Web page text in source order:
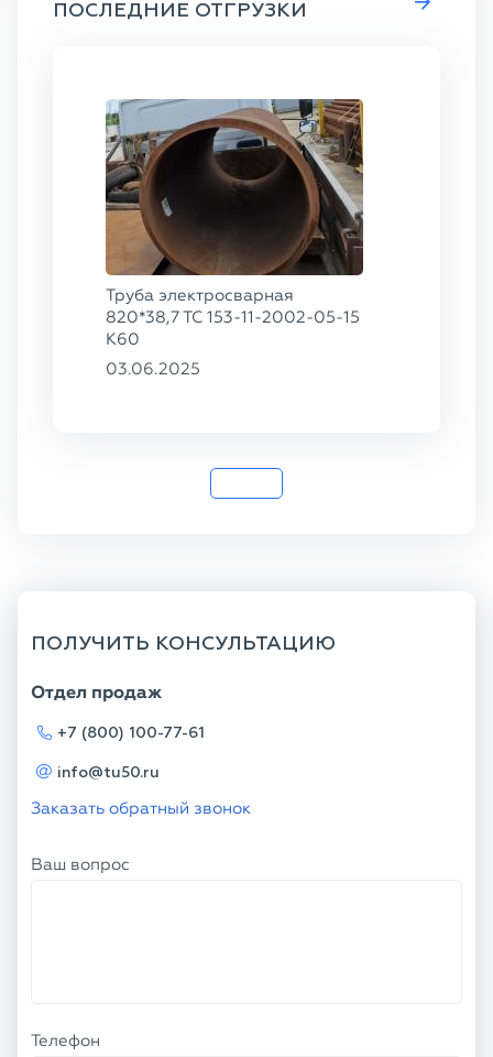
ПОСЛЕДНИЕ ОТГРУЗКИ
Труба электросварная
820*38,7 ТС 153-11-2002-05-15
К60
03.06.2025
ПОЛУЧИТЬ КОНСУЛЬТАЦИЮ
Отдел продаж
+7 (800) 100-77-61
info@tu50.ru
Заказать обратный звонок
Ваш вопрос